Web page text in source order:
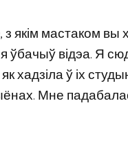
з якім мастаком
ўбачыў відэа. Я
ў іх
Мне